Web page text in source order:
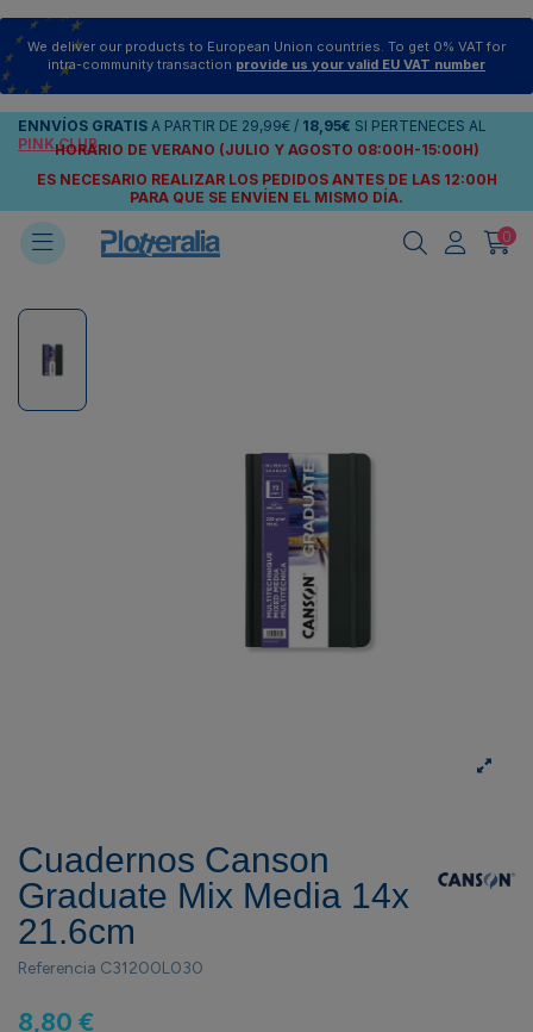
We deliver our products to European Union countries. To get 0% VAT for
intra-community transaction provide us your valid EU VAT number
ENNVÍOS GRATIS A PARTIR DE 29,99€ / 18,95€ SI PERTENECES AL
PINK CLUB
HORARIO DE VERANO (JULIO Y AGOSTO 08:00H-15:00H)
ES NECESARIO REALIZAR LOS PEDIDOS ANTES DE LAS 12:00H
PARA QUE SE ENVÍEN EL MISMO DÍA.
0
Cuadernos Canson
Graduate Mix Media 14x
21.6cm
Referencia C31200L030
8,80 €